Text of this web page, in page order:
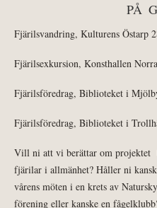
PÅ
Fjärilsvandring, Kulturens Östarp
Fjärilsexkursion, Konsthallen
Fjärilsföredrag, Biblioteket i
Fjärilsföredrag, Biblioteket i
Vill ni att vi berättar om projektet
fjärilar i allmänhet? Håller ni
vårens möten i en krets av
förening eller kanske en